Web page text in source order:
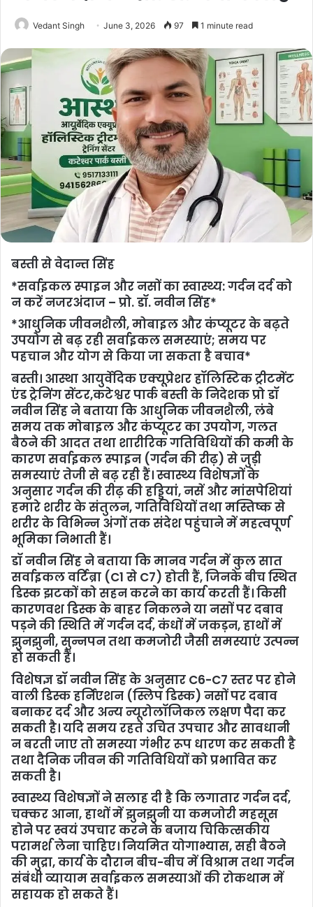
Vedant Singh June 3, 2026 97 1 minute read
बस्ती से वेदान्त सिंह
*सर्वाइकल स्पाइन और नसों का स्वास्थ्य: गर्दन दर्द को
न करें नजरअंदाज – प्रो. डॉ. नवीन सिंह*
*‎आधुनिक जीवनशैली, मोबाइल और कंप्यूटर के बढ़ते
उपयोग से बढ़ रही सर्वाइकल समस्याएं; समय पर
पहचान और योग से किया जा सकता है बचाव*
‎बस्ती। आस्था आयुर्वेदिक एक्यूप्रेशर हॉलिस्टिक ट्रीटमेंट
एंड ट्रेनिंग सेंटर,कटेश्वर पार्क बस्ती के निदेशक प्रो डॉ
नवीन सिंह ने बताया कि आधुनिक जीवनशैली, लंबे
समय तक मोबाइल और कंप्यूटर का उपयोग, गलत
बैठने की आदत तथा शारीरिक गतिविधियों की कमी के
कारण सर्वाइकल स्पाइन (गर्दन की रीढ़) से जुड़ी
समस्याएं तेजी से बढ़ रही हैं। स्वास्थ्य विशेषज्ञों के
अनुसार गर्दन की रीढ़ की हड्डियां, नसें और मांसपेशियां
हमारे शरीर के संतुलन, गतिविधियों तथा मस्तिष्क से
शरीर के विभिन्न अंगों तक संदेश पहुंचाने में महत्वपूर्ण
भूमिका निभाती हैं।
‎डॉ नवीन सिंह ने बताया कि मानव गर्दन में कुल सात
सर्वाइकल वर्टिब्रा (C1 से C7) होती हैं, जिनके बीच स्थित
डिस्क झटकों को सहन करने का कार्य करती हैं। किसी
कारणवश डिस्क के बाहर निकलने या नसों पर दबाव
पड़ने की स्थिति में गर्दन दर्द, कंधों में जकड़न, हाथों में
झुनझुनी, सुन्नपन तथा कमजोरी जैसी समस्याएं उत्पन्न
हो सकती हैं।
‎विशेषज्ञ डॉ नवीन सिंह के अनुसार C6-C7 स्तर पर होने
वाली डिस्क हर्निएशन (स्लिप डिस्क) नसों पर दबाव
बनाकर दर्द और अन्य न्यूरोलॉजिकल लक्षण पैदा कर
सकती है। यदि समय रहते उचित उपचार और सावधानी
न बरती जाए तो समस्या गंभीर रूप धारण कर सकती है
तथा दैनिक जीवन की गतिविधियों को प्रभावित कर
सकती है।
‎स्वास्थ्य विशेषज्ञों ने सलाह दी है कि लगातार गर्दन दर्द,
चक्कर आना, हाथों में झुनझुनी या कमजोरी महसूस
होने पर स्वयं उपचार करने के बजाय चिकित्सकीय
परामर्श लेना चाहिए। नियमित योगाभ्यास, सही बैठने
की मुद्रा, कार्य के दौरान बीच-बीच में विश्राम तथा गर्दन
संबंधी व्यायाम सर्वाइकल समस्याओं की रोकथाम में
सहायक हो सकते हैं।